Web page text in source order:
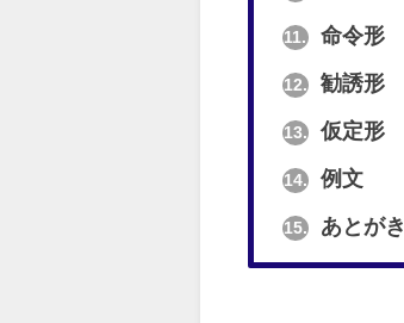
11. 命令形
12. 勧誘形
13. 仮定形
14. 例文
15. あとがき